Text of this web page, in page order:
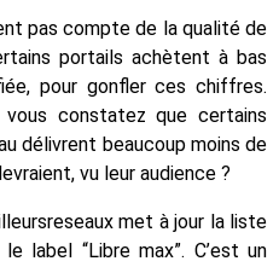
pas compte de la qualité de
portails achètent à bas
pour gonfler ces chiffres.
constatez que certains
délivrent beaucoup moins de
vu leur audience ?
met à jour la liste
label “Libre max”. C’est un